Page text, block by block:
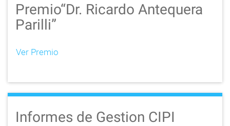
Premio“Dr. Ricardo Antequera
Parilli”
Ver Premio
Informes de Gestion CIPI